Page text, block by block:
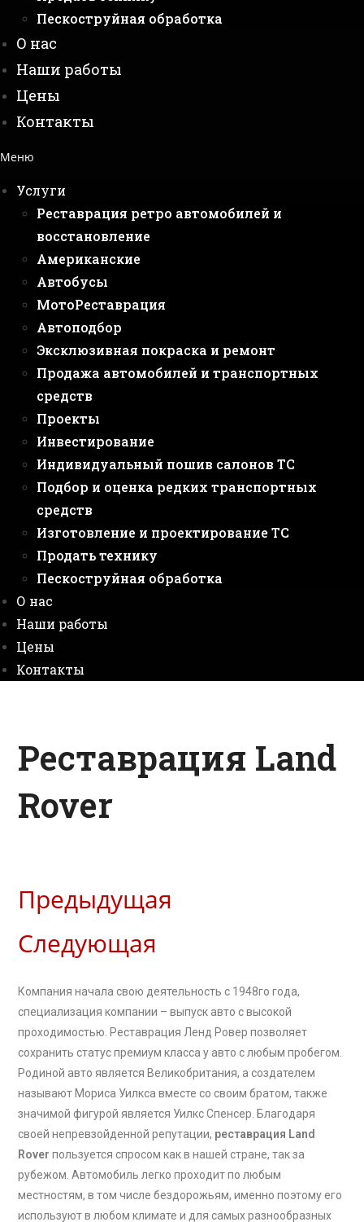
Пескоструйная обработка
О нас
Наши работы
Цены
Контакты
Меню
Услуги
Реставрация ретро автомобилей и
восстановление
Американские
Автобусы
МотоРеставрация
Автоподбор
Эксклюзивная покраска и ремонт
Продажа автомобилей и транспортных
средств
Проекты
Инвестирование
Индивидуальный пошив салонов ТС
Подбор и оценка редких транспортных
средств
Изготовление и проектирование ТС
Продать технику
Пескоструйная обработка
О нас
Наши работы
Цены
Контакты
Реставрация Land
Rover
Предыдущая
Следующая
Компания начала свою деятельность с 1948го года,
специализация компании – выпуск авто с высокой
проходимостью. Реставрация Ленд Ровер позволяет
сохранить статус премиум класса у авто с любым пробегом.
Родиной авто является Великобритания, а создателем
называют Мориса Уилкса вместе со своим братом, также
значимой фигурой является Уилкс Спенсер. Благодаря
своей непревзойденной репутации, реставрация Land
Rover пользуется спросом как в нашей стране, так за
рубежом. Автомобиль легко проходит по любым
местностям, в том числе бездорожьям, именно поэтому его
используют в любом климате и для самых разнообразных